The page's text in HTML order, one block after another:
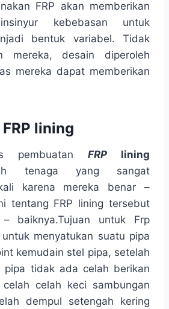
FRP akan memberikan
kebebasan untuk
bentuk variabel. Tidak
mereka, desain diperoleh
mereka dapat memberikan
lining
pembuatan FRP lining
tenaga yang sangat
karena mereka benar –
tentang FRP lining tersebut
baiknya.Tujuan untuk Frp
menyatukan suatu pipa
kemudain stel pipa, setelah
tidak ada celah berikan
celah keci sambungan
dempul setengah kering